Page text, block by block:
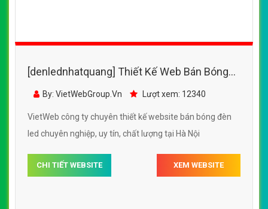
[denlednhatquang] Thiết Kế Web Bán Bóng
Đèn Led Rạng Đông đẹp SEO nhanh hiệu quả
By: VietWebGroup.Vn Lượt xem: 12340
VietWeb công ty chuyên thiết kế website bán bóng đèn
led chuyên nghiệp, uy tín, chất lượng tại Hà Nội
CHI TIẾT WEBSITE XEM WEBSITE